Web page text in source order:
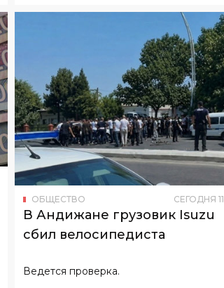
ОБЩЕСТВО СЕГОДНЯ 11
В Андижане грузовик Isuzu
сбил велосипедиста
Ведется проверка.